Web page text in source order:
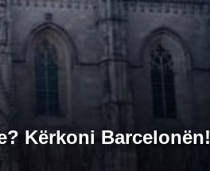
Kërkoni Barcelonën!